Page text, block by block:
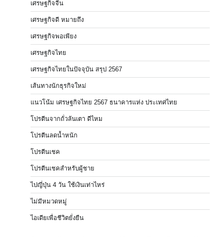
เศรษฐกิจจีน
เศรษฐกิจดี หมายถึง
เศรษฐกิจพอเพียง
เศรษฐกิจไทย
เศรษฐกิจไทยในปัจจุบัน สรุป 2567
เส้นทางนักธุรกิจใหม่
แนวโน้ม เศรษฐกิจไทย 2567 ธนาคารแห่ง ประเทศไทย
โปรตีนจากถั่วลันเตา ดีไหม
โปรตีนลดน้ำหนัก
โปรตีนเชค
โปรตีนเชคสำหรับผู้ชาย
ไปญี่ปุ่น 4 วัน ใช้เงินเท่าไหร่
ไม่มีหมวดหมู่
ไอเดียเพื่อชีวิตยั่งยืน